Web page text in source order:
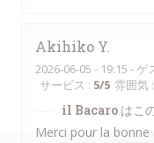
Akihiko Y
2026-06-05 - 19:15 - ゲ
サービス : 5/5 雰囲気 :
il Bacaro はこ
Merci pour la